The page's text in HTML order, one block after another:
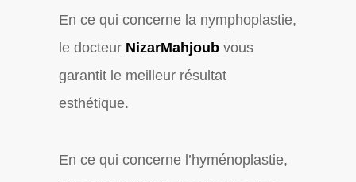
En ce qui concerne la nymphoplastie,
le docteur NizarMahjoub vous
garantit le meilleur résultat
esthétique.
En ce qui concerne l’hyménoplastie,